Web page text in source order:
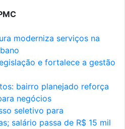
moderniza serviços na
e fortalece a gestão
bairro planejado reforça
negócios
seletivo para
salário passa de R$ 15 mil